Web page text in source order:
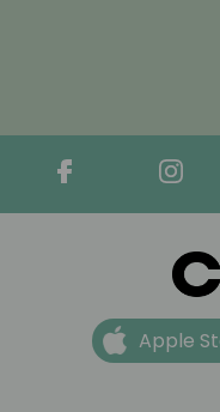
Apple